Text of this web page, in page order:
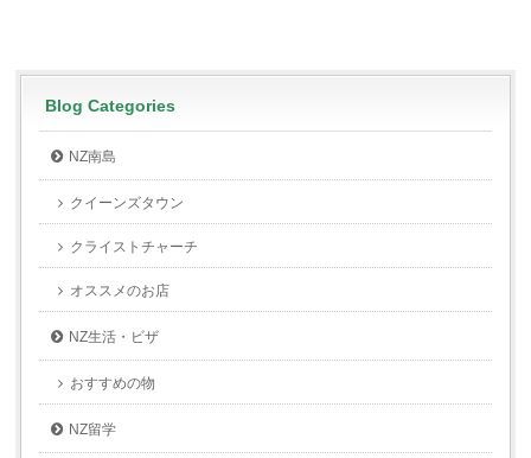
Blog Categories
NZ南島
クイーンズタウン
クライストチャーチ
オススメのお店
NZ生活・ビザ
おすすめの物
NZ留学